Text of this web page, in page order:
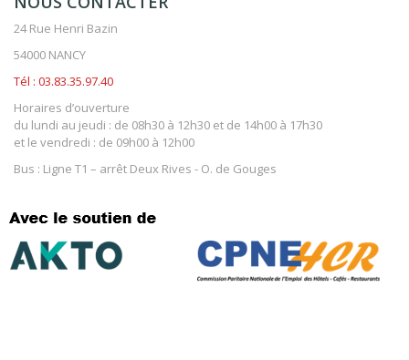
24 Rue Henri Bazin
54000 NANCY
Tél : 03.83.35.97.40
Horaires d’ouverture
du lundi au jeudi : de 08h30 à 12h30 et de 14h00 à 17h30
et le vendredi : de 09h00 à 12h00
Bus : Ligne T1 – arrêt Deux Rives - O. de Gouges